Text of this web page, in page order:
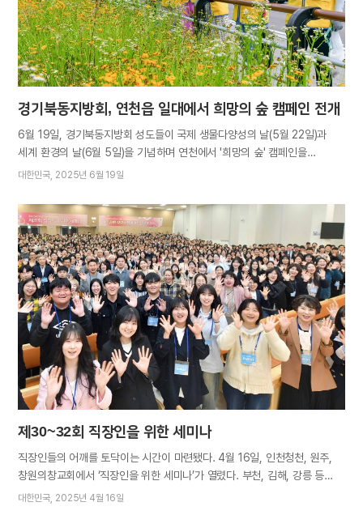
새노래 ‘나는 오늘 시온으로’, 영화 〈라라랜드〉 OST 메들리 등 조화로운
멜로디가…
경기북동지방회, 연천읍 일대에서 희망의 숲 캠페인 전개
6월 19일, 경기북동지방회 성도들이 국제 생물다양성의 날(5월 22일)과
세계 환경의 날(6월 5일)을 기념하며 연천에서 '희망의 숲' 캠페인을
전개했다. 두 기념일은 기후변화로 위협받는 환경과 생태계를 보전하자는
캠페인에 나섰다. 연천, 동두천, 양주, 구리 등 8개 지역 성도 약 700명이
참여한 가운데 정계, 교육계 등 각계 인사도 함께했다. 오전 10시 30분,
연천역에 집합한 성도들은 현가근린공원, 옥산근린공원, 연천어린이공원,
망곡산 연인공원을 구석구석 돌며 총 25km 구간에서 폐플라스틱과 비닐 등
폐기물을 수거했다. 성도들은 1t가량의 쓰레기를 주워 연천군청에서 지원한
50L 봉투 70개를 가득 채웠다. 거리 한쪽에서는 사막화 현상의 심각성과
이를 방지하기 위한 실천 방안을 알리는 패널 전시도 이뤄졌다. 현장을
방문한 김덕현 연천군수는 “오늘 캠페인에 많은 성도가 온 만큼
연천군민들의 환경의식을 일깨우는 시간이 되길 바란다”고 기대를 표했다.
이은미(45)…
대한민국 2025년 6월 19일
제30~32회 직장인을 위한 세미나
직장인들의 어깨를 토닥이는 시간이 마련됐다. 4월 16일, 인천청천, 원주,
창원의창교회에서 ‘직장인을 위한 세미나’가 열렸다. 부천, 김해, 강릉 등
인근 지역 성도들도 직장 동료와 친구, 지인을 초대해 총 2200여 명이
대한민국 2025년 4월 16일